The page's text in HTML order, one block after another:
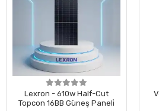
Lexron - 610w Half-Cut
Topcon 16BB Güneş Paneli̇